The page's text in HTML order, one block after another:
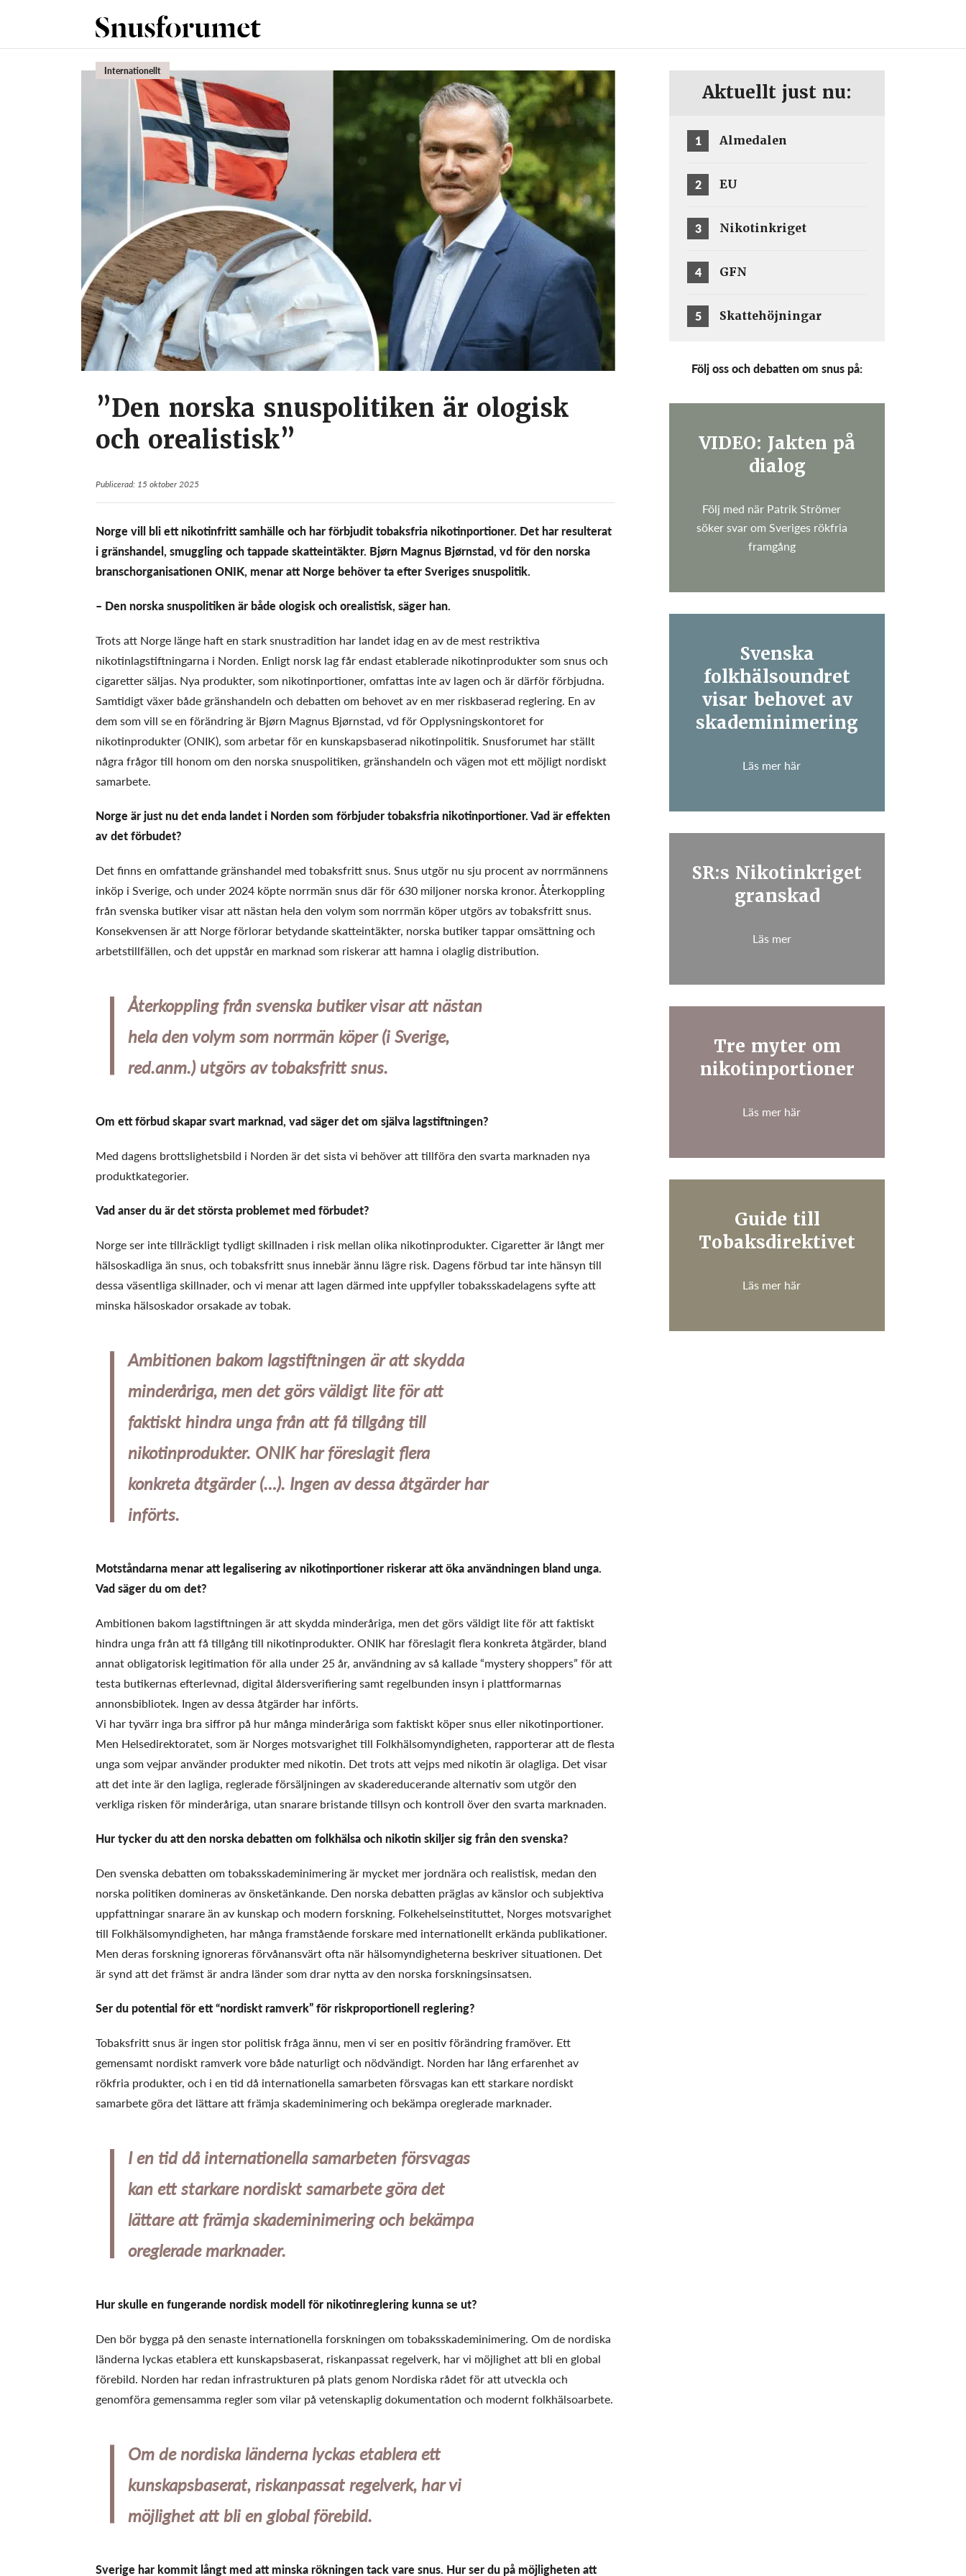
Internationellt
”Den norska snuspolitiken är ologisk
och orealistisk”
Publicerad: 15 oktober 2025
Norge vill bli ett nikotinfritt samhälle och har förbjudit tobaksfria nikotinportioner. Det har resulterat
i gränshandel, smuggling och tappade skatteintäkter. Bjørn Magnus Bjørnstad, vd för den norska
branschorganisationen ONIK, menar att Norge behöver ta efter Sveriges snuspolitik.
– Den norska snuspolitiken är både ologisk och orealistisk, säger han.
Trots att Norge länge haft en stark snustradition har landet idag en av de mest restriktiva
nikotinlagstiftningarna i Norden. Enligt norsk lag får endast etablerade nikotinprodukter som snus och
cigaretter säljas. Nya produkter, som nikotinportioner, omfattas inte av lagen och är därför förbjudna.
Samtidigt växer både gränshandeln och debatten om behovet av en mer riskbaserad reglering. En av
dem som vill se en förändring är Bjørn Magnus Bjørnstad, vd för Opplysningskontoret for
nikotinprodukter (ONIK), som arbetar för en kunskapsbaserad nikotinpolitik. Snusforumet har ställt
några frågor till honom om den norska snuspolitiken, gränshandeln och vägen mot ett möjligt nordiskt
samarbete.
Norge är just nu det enda landet i Norden som förbjuder tobaksfria nikotinportioner. Vad är effekten
av det förbudet?
Det finns en omfattande gränshandel med tobaksfritt snus. Snus utgör nu sju procent av norrmännens
inköp i Sverige, och under 2024 köpte norrmän snus där för 630 miljoner norska kronor. Återkoppling
från svenska butiker visar att nästan hela den volym som norrmän köper utgörs av tobaksfritt snus.
Konsekvensen är att Norge förlorar betydande skatteintäkter, norska butiker tappar omsättning och
arbetstillfällen, och det uppstår en marknad som riskerar att hamna i olaglig distribution.
Återkoppling från svenska butiker visar att nästan
hela den volym som norrmän köper (i Sverige,
red.anm.) utgörs av tobaksfritt snus.
Om ett förbud skapar svart marknad, vad säger det om själva lagstiftningen?
Med dagens brottslighetsbild i Norden är det sista vi behöver att tillföra den svarta marknaden nya
produktkategorier.
Vad anser du är det största problemet med förbudet?
Norge ser inte tillräckligt tydligt skillnaden i risk mellan olika nikotinprodukter. Cigaretter är långt mer
hälsoskadliga än snus, och tobaksfritt snus innebär ännu lägre risk. Dagens förbud tar inte hänsyn till
dessa väsentliga skillnader, och vi menar att lagen därmed inte uppfyller tobaksskadelagens syfte att
minska hälsoskador orsakade av tobak.
Ambitionen bakom lagstiftningen är att skydda
minderåriga, men det görs väldigt lite för att
faktiskt hindra unga från att få tillgång till
nikotinprodukter. ONIK har föreslagit flera
konkreta åtgärder (…). Ingen av dessa åtgärder har
införts.
Motståndarna menar att legalisering av nikotinportioner riskerar att öka användningen bland unga.
Vad säger du om det?
Ambitionen bakom lagstiftningen är att skydda minderåriga, men det görs väldigt lite för att faktiskt
hindra unga från att få tillgång till nikotinprodukter. ONIK har föreslagit flera konkreta åtgärder, bland
annat obligatorisk legitimation för alla under 25 år, användning av så kallade “mystery shoppers” för att
testa butikernas efterlevnad, digital åldersverifiering samt regelbunden insyn i plattformarnas
annonsbibliotek. Ingen av dessa åtgärder har införts.
Vi har tyvärr inga bra siffror på hur många minderåriga som faktiskt köper snus eller nikotinportioner.
Men Helsedirektoratet, som är Norges motsvarighet till Folkhälsomyndigheten, rapporterar att de flesta
unga som vejpar använder produkter med nikotin. Det trots att vejps med nikotin är olagliga. Det visar
att det inte är den lagliga, reglerade försäljningen av skadereducerande alternativ som utgör den
verkliga risken för minderåriga, utan snarare bristande tillsyn och kontroll över den svarta marknaden.
Hur tycker du att den norska debatten om folkhälsa och nikotin skiljer sig från den svenska?
Den svenska debatten om tobaksskademinimering är mycket mer jordnära och realistisk, medan den
norska politiken domineras av önsketänkande. Den norska debatten präglas av känslor och subjektiva
uppfattningar snarare än av kunskap och modern forskning. Folkehelseinstituttet, Norges motsvarighet
till Folkhälsomyndigheten, har många framstående forskare med internationellt erkända publikationer.
Men deras forskning ignoreras förvånansvärt ofta när hälsomyndigheterna beskriver situationen. Det
är synd att det främst är andra länder som drar nytta av den norska forskningsinsatsen.
Ser du potential för ett “nordiskt ramverk” för riskproportionell reglering?
Tobaksfritt snus är ingen stor politisk fråga ännu, men vi ser en positiv förändring framöver. Ett
gemensamt nordiskt ramverk vore både naturligt och nödvändigt. Norden har lång erfarenhet av
rökfria produkter, och i en tid då internationella samarbeten försvagas kan ett starkare nordiskt
samarbete göra det lättare att främja skademinimering och bekämpa oreglerade marknader.
I en tid då internationella samarbeten försvagas
kan ett starkare nordiskt samarbete göra det
lättare att främja skademinimering och bekämpa
oreglerade marknader.
Hur skulle en fungerande nordisk modell för nikotinreglering kunna se ut?
Den bör bygga på den senaste internationella forskningen om tobaksskademinimering. Om de nordiska
länderna lyckas etablera ett kunskapsbaserat, riskanpassat regelverk, har vi möjlighet att bli en global
förebild. Norden har redan infrastrukturen på plats genom Nordiska rådet för att utveckla och
genomföra gemensamma regler som vilar på vetenskaplig dokumentation och modernt folkhälsoarbete.
Om de nordiska länderna lyckas etablera ett
kunskapsbaserat, riskanpassat regelverk, har vi
möjlighet att bli en global förebild.
Sverige har kommit långt med att minska rökningen tack vare snus. Hur ser du på möjligheten att
Aktuellt just nu:
1 Almedalen
2 EU
3 Nikotinkriget
4 GFN
5 Skattehöjningar
Följ oss och debatten om snus på:
VIDEO: Jakten på
dialog
Följ med när Patrik Strömer
söker svar om Sveriges rökfria
framgång
Svenska
folkhälsoundret
visar behovet av
skademinimering
Läs mer här
SR:s Nikotinkriget
granskad
Läs mer
Tre myter om
nikotinportioner
Läs mer här
Guide till
Tobaksdirektivet
Läs mer här